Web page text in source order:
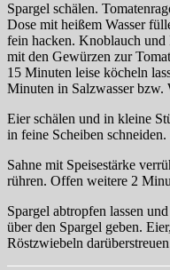
Spargel schälen.
Dose mit heißem Wasser
fein hacken. Knoblauch
mit den Gewürzen zur
15 Minuten leise köcheln
Minuten in Salzwasser bzw.
Eier schälen und in kleine
in feine Scheiben
Sahne mit Speisestärke
rühren. Offen weitere 2
Spargel abtropfen lassen
über den Spargel geben.
Röstzwiebeln